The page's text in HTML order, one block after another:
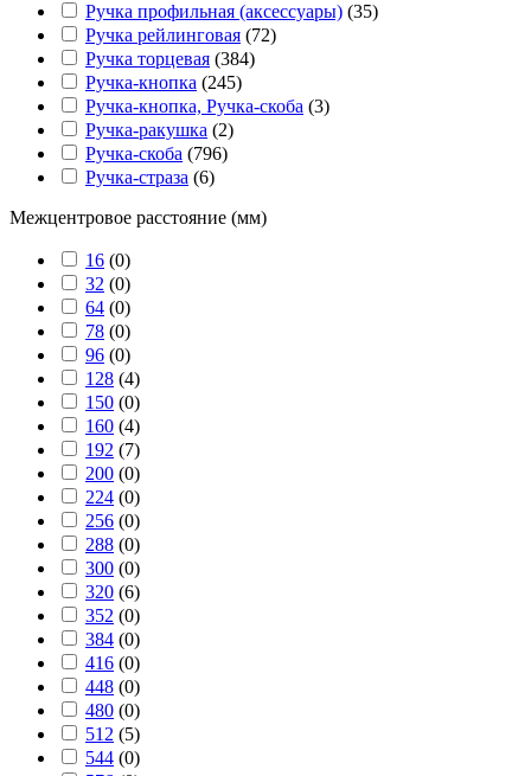
Ручка профильная (аксессуары) (35)
Ручка рейлинговая (72)
Ручка торцевая (384)
Ручка-кнопка (245)
Ручка-кнопка, Ручка-скоба (3)
Ручка-ракушка (2)
Ручка-скоба (796)
Ручка-страза (6)
Межцентровое расстояние (мм)
16 (0)
32 (0)
64 (0)
78 (0)
96 (0)
128 (4)
150 (0)
160 (4)
192 (7)
200 (0)
224 (0)
256 (0)
288 (0)
300 (0)
320 (6)
352 (0)
384 (0)
416 (0)
448 (0)
480 (0)
512 (5)
544 (0)